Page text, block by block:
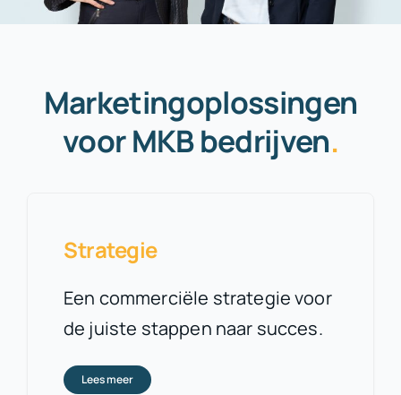
Marketingoplossingen
voor MKB bedrijven.
Strategie
Een commerciële strategie voor
de juiste stappen naar succes.
Lees meer